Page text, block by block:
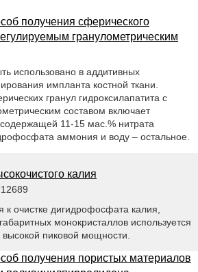
получения сферического
гранулометрическим
использовано в аддитивных
импланта костной ткани.
гранул гидроксилапатита с
составом включает
11-15 мас.% нитрата
аммония и воду – остальное.
калия
к очистке дигидрофосфата калия,
монокристаллов используется
высокой пиковой мощности.
получения пористых материалов